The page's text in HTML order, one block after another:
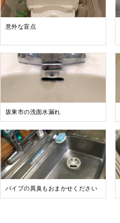
意外な盲点
坂東市の洗面水漏れ
パイプの異臭もおまかせください